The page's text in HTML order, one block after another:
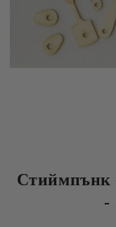
Стиймпънк
-